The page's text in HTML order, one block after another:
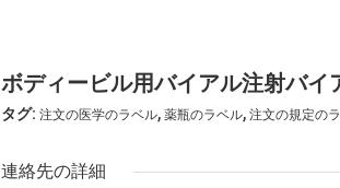
ボディービル用バイアル注射バ
タグ: 注文の医学のラベル, 薬瓶のラベル, 注文の規定の
連絡先の詳細